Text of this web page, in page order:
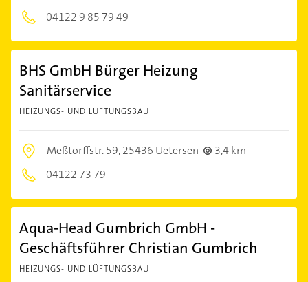
04122 9 85 79 49
BHS GmbH Bürger Heizung
Sanitärservice
HEIZUNGS- UND LÜFTUNGSBAU
Meßtorffstr. 59,25436 Uetersen
3,4 km
04122 73 79
Aqua-Head Gumbrich GmbH -
Geschäftsführer Christian Gumbrich
HEIZUNGS- UND LÜFTUNGSBAU